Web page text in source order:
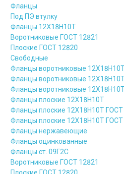
Фланцы
Под ПЭ втулку
Фланцы 12Х18Н10Т
Воротниковые ГОСТ 12821
Плоские ГОСТ 12820
Свободные
Фланцы воротниковые
Фланцы воротниковые
Фланцы воротниковые
Фланцы плоские 12Х18Н10Т
Фланцы плоские 12Х18Н10Т ГОСТ
Фланцы плоские 12Х18Н10Т ГОСТ
Фланцы нержавеющие
Фланцы оцинкованные
Фланцы ст. 09Г2С
Воротниковые ГОСТ 12821
Плоские ГОСТ 12820